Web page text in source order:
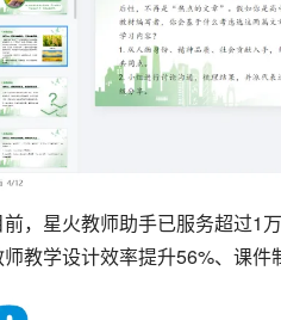
，星火教师助手已服务超过1
教学设计效率提升56%、课件